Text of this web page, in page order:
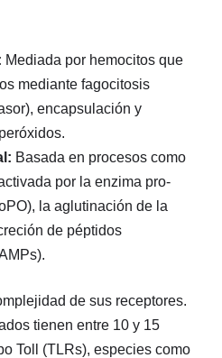
Mediada por hemocitos que
mediante fagocitosis
encapsulación y
Basada en procesos como
por la enzima pro-
la aglutinación de la
de péptidos
de sus receptores.
tienen entre 10 y 15
Toll (TLRs), especies como